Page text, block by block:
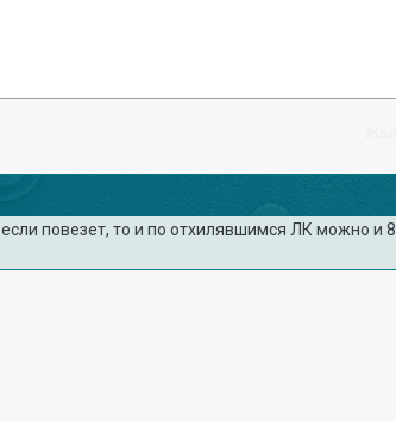
повезет, то и по отхилявшимся ЛК можно и 8.